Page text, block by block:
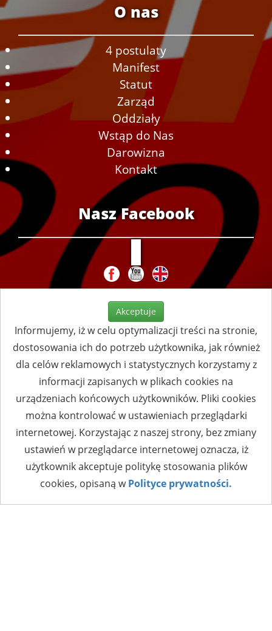
O nas
4 postulaty
Manifest
Statut
Zarząd
Oddziały
Wstąp do Nas
Darowizna
Kontakt
Nasz Facebook
Akceptuje
Informujemy, iż w celu optymalizacji treści na stronie,
dostosowania ich do potrzeb użytkownika, jak również
dla celów reklamowych i statystycznych korzystamy z
informacji zapisanych w plikach cookies na
urządzeniach końcowych użytkowników. Pliki cookies
można kontrolować w ustawieniach przeglądarki
internetowej. Korzystając z naszej strony, bez zmiany
ustawień w przeglądarce internetowej oznacza, iż
użytkownik akceptuje politykę stosowania plików
cookies, opisaną wPolityce prywatności.